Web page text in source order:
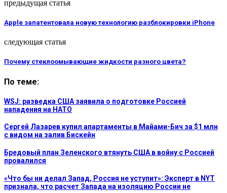
предыдущая статья
Apple запатентовала новую технологию разблокировки iPhone
следующая статья
Почему стеклоомывающие жидкости разного цвета?
По теме:
WSJ: разведка США заявила о подготовке Россией
нападения на НАТО
Сергей Лазарев купил апартаменты в Майами-Бич за $1 млн
с видом на залив Бискейн
Бредовый план Зеленского втянуть США в войну с Россией
провалился
«Что бы ни делал Запад, Россия не уступит»: Эксперт в NYT
признала, что расчет Запада на изоляцию России не